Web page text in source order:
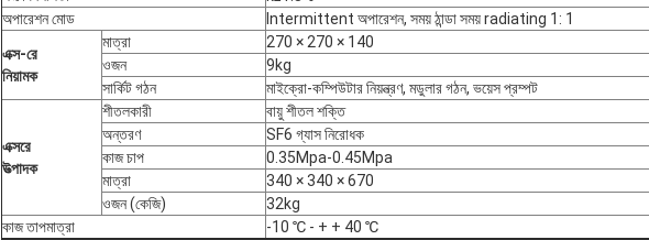
অপারেশন মোড
Intermittent অপারেশন, সময় ঠান্ডা সময় radiating 1: 1
এক্স-রে
নিয়ামক
মাত্রা
270 × 270 × 140
ওজন
9kg
সার্কিট গঠন
মাইক্রো-কম্পিউটার নিয়ন্ত্রণ, মডুলার গঠন, ভয়েস প্রম্পট
এক্সরে
উত্পাদক
শীতলকারী
বায়ু শীতল শক্তি
অন্তরণ
SF6 গ্যাস নিরোধক
কাজ চাপ
0.35Mpa-0.45Mpa
মাত্রা
340 × 340 × 670
ওজন (কেজি)
32kg
কাজ তাপমাত্রা
-10 ℃ - + + 40 ℃